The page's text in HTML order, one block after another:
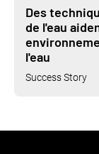
Des
de l'eau
l'eau
Success Story